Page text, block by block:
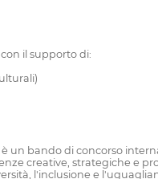
il supporto di:
un bando di concorso
creative, strategiche e
l'inclusione e